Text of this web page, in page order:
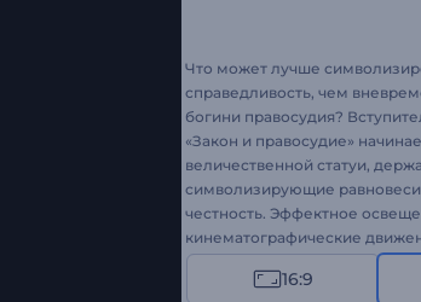
Что может лучше
справедливость, чем
богини правосудия?
«Закон и правосудие»
величественной статуи,
символизирующие
честность. Эффектное
кинематографические
силу и авторитет вашего
Настройте каждую деталь,
16:9